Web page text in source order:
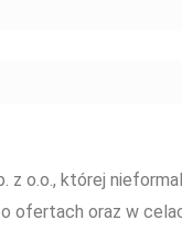
z o.o., której
ofertach oraz w